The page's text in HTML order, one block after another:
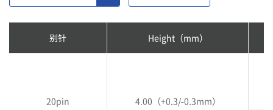
别针 Height（mm）
20pin 4.00（+0.3/-0.3mm）